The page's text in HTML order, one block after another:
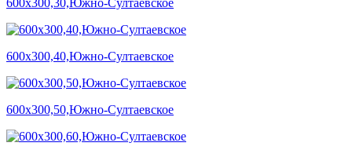
600х300,40,Южно-Султаевское
600х300,50,Южно-Султаевское